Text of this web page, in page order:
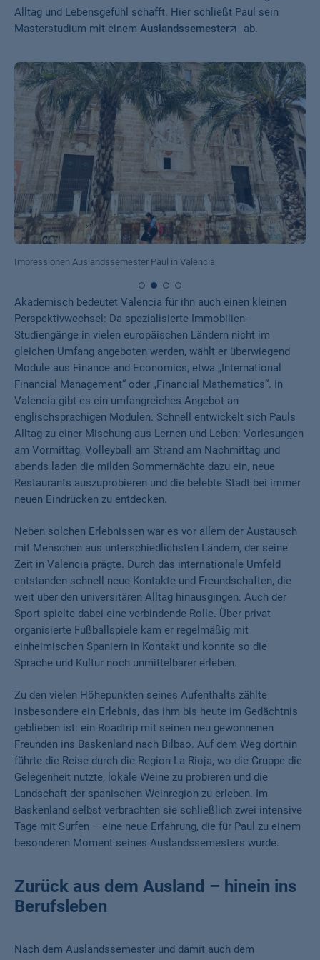
Alltag und Lebensgefühl schafft. Hier schließt Paul sein
Masterstudium mit einem Auslandssemester ab.
Impressionen Auslandssemester Paul in Valencia
Akademisch bedeutet Valencia für ihn auch einen kleinen
Perspektivwechsel: Da spezialisierte Immobilien-
Studiengänge in vielen europäischen Ländern nicht im
gleichen Umfang angeboten werden, wählt er überwiegend
Module aus Finance and Economics, etwa „International
Financial Management“ oder „Financial Mathematics“. In
Valencia gibt es ein umfangreiches Angebot an
englischsprachigen Modulen. Schnell entwickelt sich Pauls
Alltag zu einer Mischung aus Lernen und Leben: Vorlesungen
am Vormittag, Volleyball am Strand am Nachmittag und
abends laden die milden Sommernächte dazu ein, neue
Restaurants auszuprobieren und die belebte Stadt bei immer
neuen Eindrücken zu entdecken.
Neben solchen Erlebnissen war es vor allem der Austausch
mit Menschen aus unterschiedlichsten Ländern, der seine
Zeit in Valencia prägte. Durch das internationale Umfeld
entstanden schnell neue Kontakte und Freundschaften, die
weit über den universitären Alltag hinausgingen. Auch der
Sport spielte dabei eine verbindende Rolle. Über privat
organisierte Fußballspiele kam er regelmäßig mit
einheimischen Spaniern in Kontakt und konnte so die
Sprache und Kultur noch unmittelbarer erleben.
Zu den vielen Höhepunkten seines Aufenthalts zählte
insbesondere ein Erlebnis, das ihm bis heute im Gedächtnis
geblieben ist: ein Roadtrip mit seinen neu gewonnenen
Freunden ins Baskenland nach Bilbao. Auf dem Weg dorthin
führte die Reise durch die Region La Rioja, wo die Gruppe die
Gelegenheit nutzte, lokale Weine zu probieren und die
Landschaft der spanischen Weinregion zu erleben. Im
Baskenland selbst verbrachten sie schließlich zwei intensive
Tage mit Surfen – eine neue Erfahrung, die für Paul zu einem
besonderen Moment seines Auslandssemesters wurde.
Zurück aus dem Ausland – hinein ins
Berufsleben
Nach dem Auslandssemester und damit auch dem